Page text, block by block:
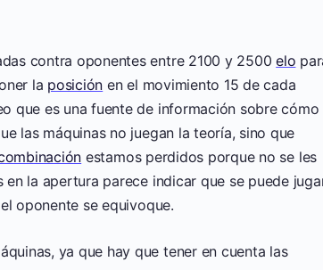
contra oponentes entre 2100 y 2500elo
la posición en el movimiento 15 de cada
que es una fuente de información sobre cómo
las máquinas no juegan la teoría, sino que
estamos perdidos porque no se les
en la apertura parece indicar que se puede
oponente se equivoque.
ya que hay que tener en cuenta las